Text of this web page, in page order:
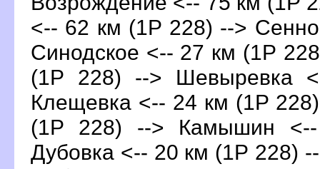
<-- 62 км (1Р 228) -->
Синодское <-- 27 км (1Р
(1Р 228) --> Шевыревка
Клещевка <-- 24 км (1Р
(1Р 228) --> Камышин
Дубовка <-- 20 км (1Р 228)